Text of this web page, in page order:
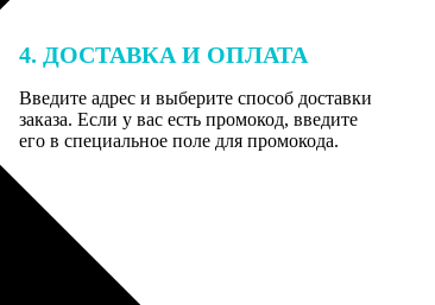
4. ДОСТАВКА И ОПЛАТА
Введите адрес и выберите способ доставки
заказа. Если у вас есть промокод, введите
его в специальное поле для промокода.